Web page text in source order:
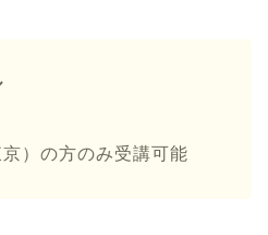
）の方のみ受講可能